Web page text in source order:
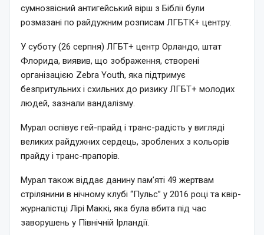
сумнозвісний антигейський вірш з Біблії були
розмазані по райдужним розписам ЛГБТК+ центру.
У суботу (26 серпня) ЛГБТ+ центр Орландо, штат
Флорида, виявив, що зображення, створені
організацією Zebra Youth, яка підтримує
безпритульних і схильних до ризику ЛГБТ+ молодих
людей, зазнали вандалізму.
Мурал оспівує гей-прайд і транс-радість у вигляді
великих райдужних сердець, зроблених з кольорів
прайду і транс-прапорів.
Мурал також віддає данину пам’яті 49 жертвам
стрілянини в нічному клубі “Пульс” у 2016 році та квір-
журналістці Лірі Маккі, яка була вбита під час
заворушень у Північній Ірландії.